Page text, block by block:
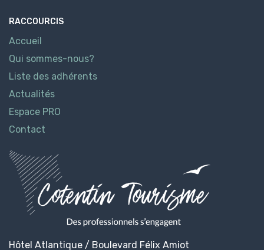
RACCOURCIS
Accueil
Qui sommes-nous?
Liste des adhérents
Actualités
Espace PRO
Contact
Hôtel Atlantique / Boulevard Félix Amiot